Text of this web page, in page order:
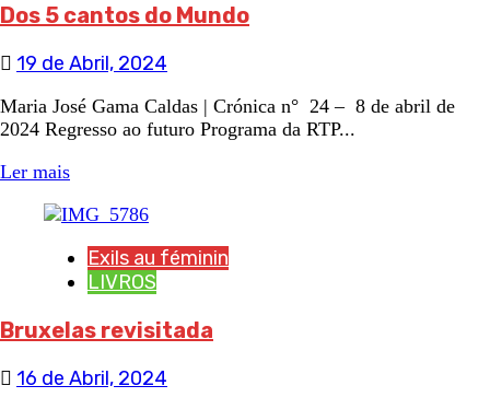
Dos 5 cantos do Mundo
19 de Abril, 2024
Maria José Gama Caldas | Crónica n° 24 – 8 de abril de
2024 Regresso ao futuro Programa da RTP...
Ler mais
Exils au féminin
LIVROS
Bruxelas revisitada
16 de Abril, 2024